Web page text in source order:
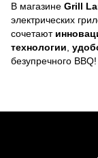
В магазине Grill
электрических
сочетают
технологии
безупречного BBQ!